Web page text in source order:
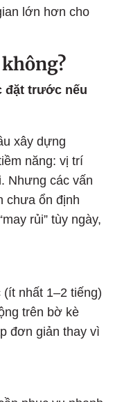
lớn hơn cho
đặt trước nếu
xây dựng
năng: vị trí
Nhưng các vấn
chưa ổn định
rủi” tùy ngày,
nhất 1–2 tiếng)
trên bờ kè
đơn giản thay vì